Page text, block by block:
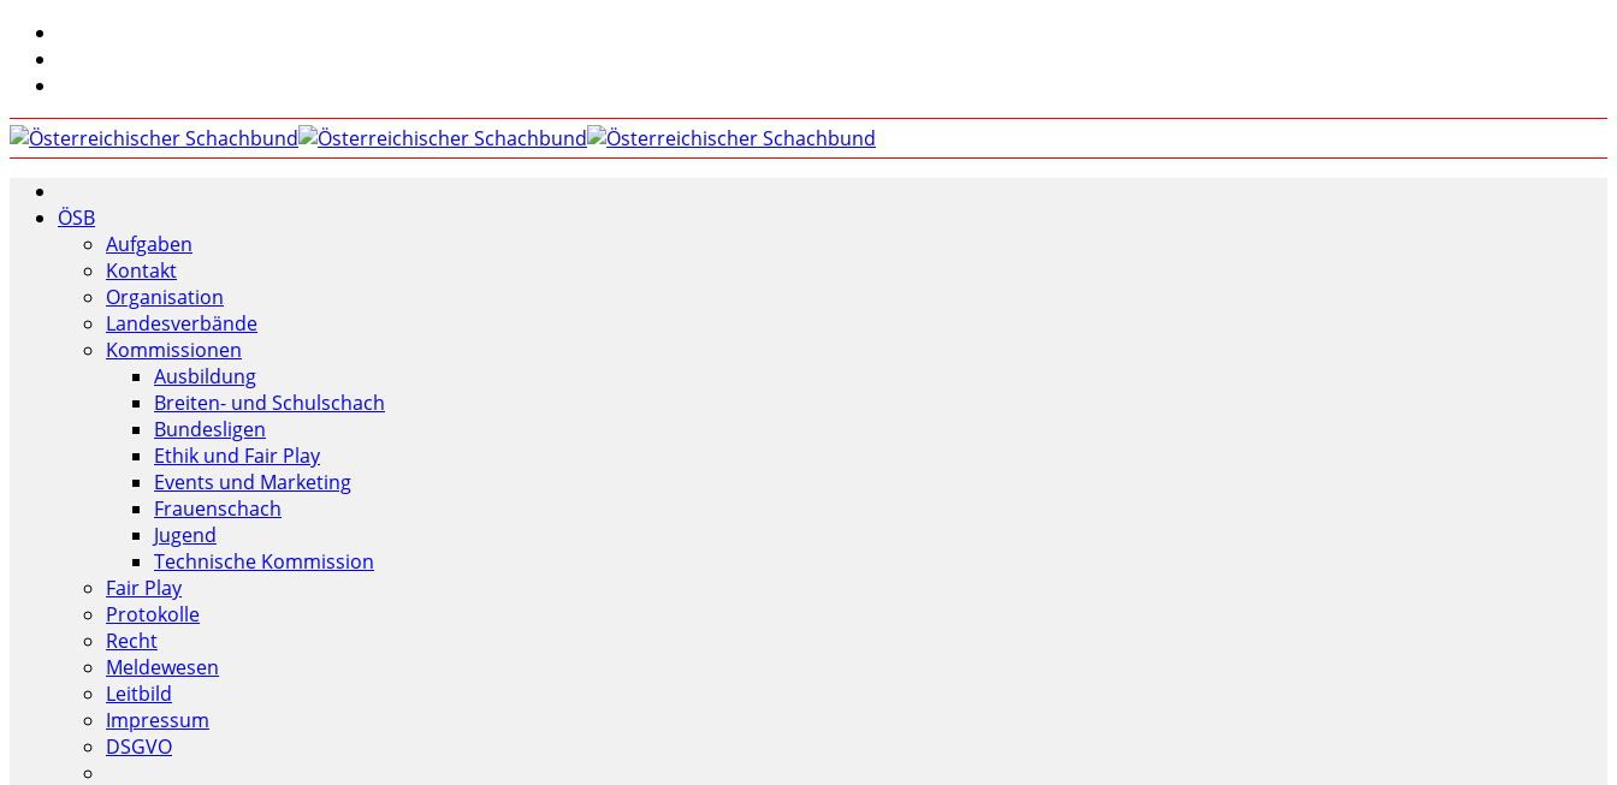
ÖSB
Aufgaben
Kontakt
Organisation
Landesverbände
Kommissionen
Ausbildung
Breiten- und Schulschach
Bundesligen
Ethik und Fair Play
Events und Marketing
Frauenschach
Jugend
Technische Kommission
Fair Play
Protokolle
Recht
Meldewesen
Leitbild
Impressum
DSGVO